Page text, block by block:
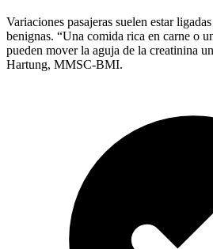
Variaciones pasajeras suelen estar
benignas. “Una comida rica en carne o
pueden mover la aguja de la creatinina
Hartung, MMSC-BMI.